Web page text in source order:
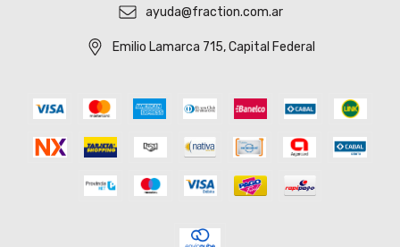
ayuda@fraction.com.ar
Emilio Lamarca 715, Capital Federal